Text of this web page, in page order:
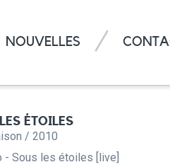
NOUVELLES
ÉTOILES
/ 2010
- Sous les étoiles [live]